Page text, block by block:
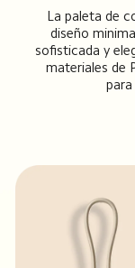
La paleta de
diseño
sofisticada y
materiales de